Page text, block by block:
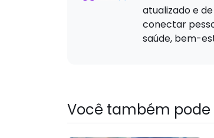
atualizado e
conectar
saúde, bem-
Você também pode